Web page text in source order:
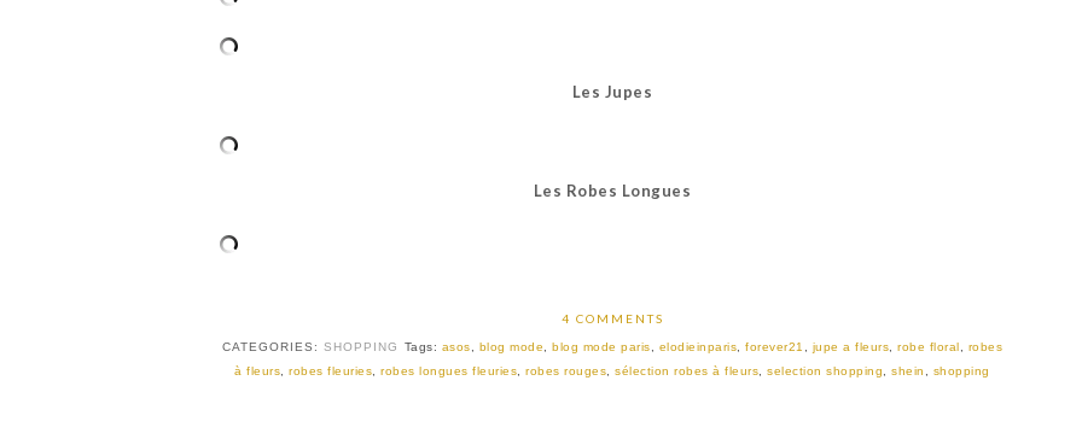
Les Jupes
Les Robes Longues
4 COMMENTS
CATEGORIES: SHOPPING Tags: asos blog mode ,blog mode paris elodieinparis ,forever21 jupe a fleurs ,robe floral
robes
à fleurs ,robes fleuries ,robes longues fleuries ,robes rouges ,sélection robes à fleurs ,selection shopping ,shein shopping